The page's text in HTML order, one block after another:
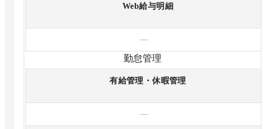
Web給与明細
—
勤怠管理
有給管理・休暇管理
—